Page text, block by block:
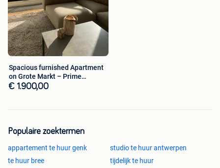
Spacious furnished Apartment
on Grote Markt – Prime
Location
€ 1.900,00
Populaire zoektermen
appartement te huur genk
studio te huur antwerpen
te huur bree
tijdelijk te huur